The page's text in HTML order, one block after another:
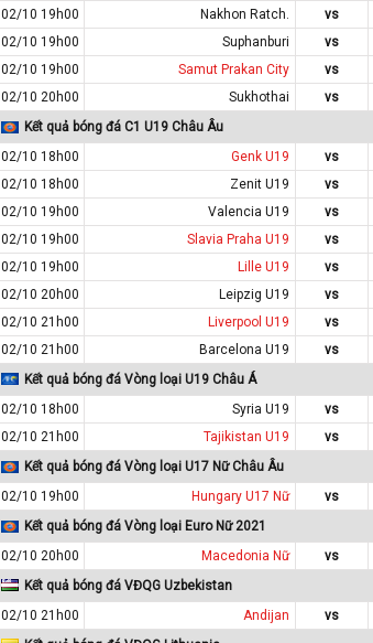
02/10 19h00
Nakhon Ratch. vs
02/10 19h00
Suphanburi vs
02/10 19h00
Samut Prakan City vs
02/10 20h00
Sukhothai vs
Kết quả bóng đá C1 U19 Châu Âu
02/10 18h00
Genk U19 vs
02/10 18h00
Zenit U19 vs
02/10 19h00
Valencia U19 vs
02/10 19h00
Slavia Praha U19 vs
02/10 19h00
Lille U19 vs
02/10 20h00
Leipzig U19 vs
02/10 21h00
Liverpool U19 vs
02/10 21h00
Barcelona U19 vs
Kết quả bóng đá Vòng loại U19 Châu Á
02/10 18h00
Syria U19 vs
02/10 21h00
Tajikistan U19 vs
Kết quả bóng đá Vòng loại U17 Nữ Châu Âu
02/10 19h00
Hungary U17 Nữ vs
Kết quả bóng đá Vòng loại Euro Nữ 2021
02/10 20h00
Macedonia Nữ vs
Kết quả bóng đá VĐQG Uzbekistan
02/10 21h00
Andijan vs